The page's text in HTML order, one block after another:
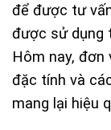
để được tư
được sử dụng
Hôm nay,
đặc tính và
mang lại hiệu